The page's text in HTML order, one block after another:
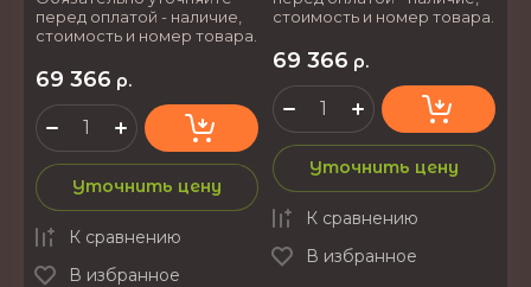
перед оплатой - наличие,
стоимость и номер товара.
69 366 р.
Уточнить цену
К сравнению
В избранное
стоимость и номер товара.
69 366 р.
Уточнить цену
К сравнению
В избранное